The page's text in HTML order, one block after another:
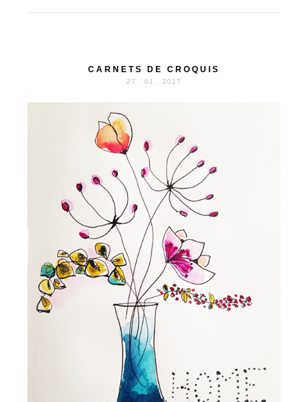
CARNETS DE CROQUIS
27 . 01 . 2017